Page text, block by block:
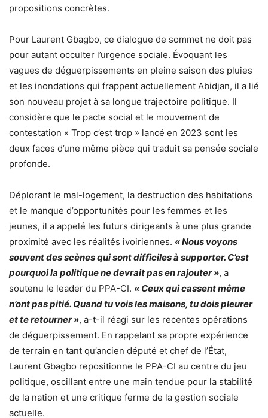
propositions concrètes.
Pour Laurent Gbagbo, ce dialogue de sommet ne doit pas
pour autant occulter l’urgence sociale. Évoquant les
vagues de déguerpissements en pleine saison des pluies
et les inondations qui frappent actuellement Abidjan, il a lié
son nouveau projet à sa longue trajectoire politique. Il
considère que le pacte social et le mouvement de
contestation « Trop c’est trop » lancé en 2023 sont les
deux faces d’une même pièce qui traduit sa pensée sociale
profonde.
Déplorant le mal-logement, la destruction des habitations
et le manque d’opportunités pour les femmes et les
jeunes, il a appelé les futurs dirigeants à une plus grande
proximité avec les réalités ivoiriennes. « Nous voyons
souvent des scènes qui sont difficiles à supporter. C’est
pourquoi la politique ne devrait pas en rajouter », a
soutenu le leader du PPA-CI. « Ceux qui cassent même
n’ont pas pitié. Quand tu vois les maisons, tu dois pleurer
et te retourner », a-t-il réagi sur les recentes opérations
de déguerpissement. En rappelant sa propre expérience
de terrain en tant qu’ancien député et chef de l’État,
Laurent Gbagbo repositionne le PPA-CI au centre du jeu
politique, oscillant entre une main tendue pour la stabilité
de la nation et une critique ferme de la gestion sociale
actuelle.